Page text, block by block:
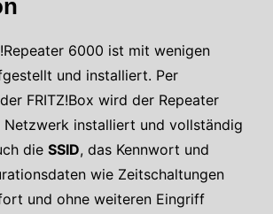
6000 ist mit wenigen
und installiert. Per
FRITZ!Box wird der Repeater
installiert und vollständig
die SSID, das Kennwort und
wie Zeitschaltungen
und ohne weiteren Eingriff